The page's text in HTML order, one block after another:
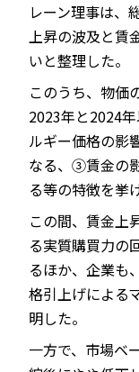
レーン理事は、
上昇の波及と賃
いと整理した。
このうち、物価
2023年と2024
ルギー価格の影
なる、③賃金の
る等の特徴を挙
この間、賃金上
る実質購買力の
るほか、企業も
格引上げによる
明した。
一方で、市場ベ